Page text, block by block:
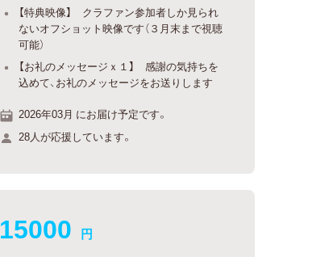
【特典映像】 クラファン参加者しか見られ
ないオフショット映像です（３月末まで視聴
可能）
【お礼のメッセージｘ１】 感謝の気持ちを
込めて、お礼のメッセージをお送りします
2026年03月 にお届け予定です。
28人が応援しています。
15000 円